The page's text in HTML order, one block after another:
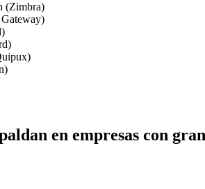
(Zimbra)
en empresas con